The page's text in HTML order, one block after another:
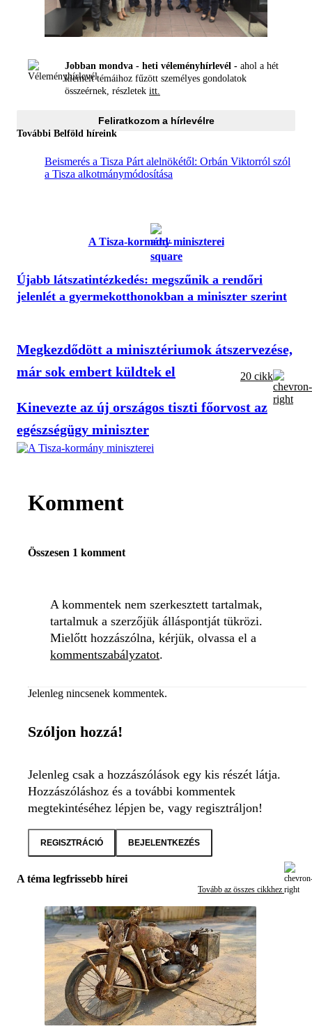
Jobban mondva - heti véleményhírlevél - ahol a hét
kiemelt témáihoz fűzött személyes gondolatok
összeérnek, részletek itt.
Feliratkozom a hírlevélre
További Belföld híreink
Beismerés a Tisza Párt alelnökétől: Orbán Viktorról szól
a Tisza alkotmánymódosítása
A Tisza-kormány miniszterei
Újabb látszatintézkedés: megszűnik a rendőri
jelenlét a gyermekotthonokban a miniszter szerint
Megkezdődött a minisztériumok átszervezése,
már sok embert küldtek el
Kinevezte az új országos tiszti főorvost az
egészségügy miniszter
20 cikk
Komment
Összesen 1 komment
A kommentek nem szerkesztett tartalmak,
tartalmuk a szerzőjük álláspontját tükrözi.
Mielőtt hozzászólna, kérjük, olvassa el a
kommentszabályzatot.
Jelenleg nincsenek kommentek.
Szóljon hozzá!
Jelenleg csak a hozzászólások egy kis részét látja.
Hozzászóláshoz és a további kommentek
megtekintéséhez lépjen be, vagy regisztráljon!
REGISZTRÁCIÓ BEJELENTKEZÉS
A téma legfrissebb hírei
Tovább az összes cikkhez